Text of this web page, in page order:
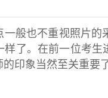
般也不重视照片的
了。在前一位考生
印象当然至关重要